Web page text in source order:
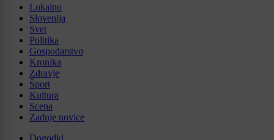
Lokalno
Slovenija
Svet
Politika
Gospodarstvo
Kronika
Zdravje
Šport
Kultura
Scena
Zadnje novice
Dogodki